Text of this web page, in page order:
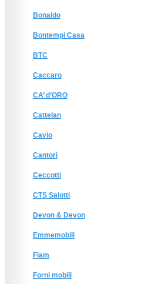
Bonaldo
Bontempi Casa
BTC
Caccaro
CA’ d’ORO
Cattelan
Cavio
Cantori
Ceccotti
CTS Salotti
Devon & Devon
Emmemobili
Fiam
Forni mobili